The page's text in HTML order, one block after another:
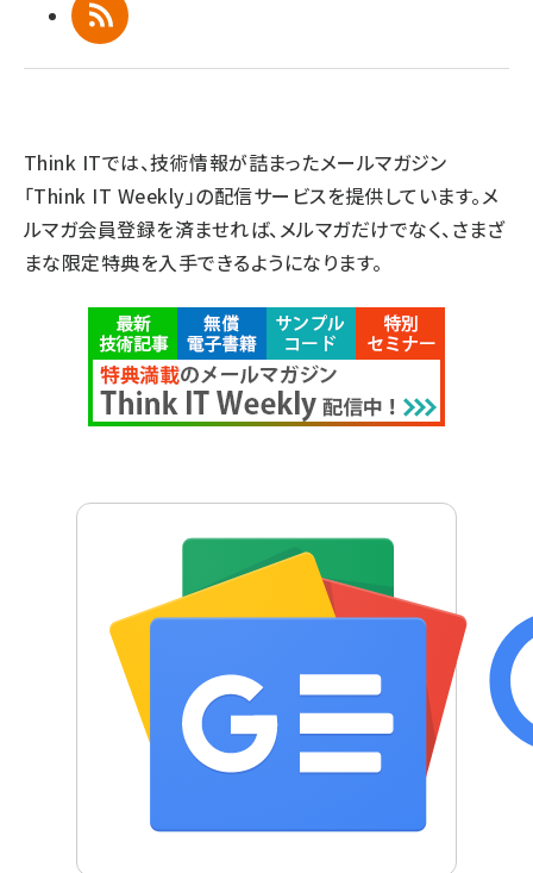
RSS
Think ITでは、技術情報が詰まったメールマガジン
「Think IT Weekly」の配信サービスを提供しています。メ
ルマガ会員登録を済ませれば、メルマガだけでなく、さまざ
まな限定特典を入手できるようになります。